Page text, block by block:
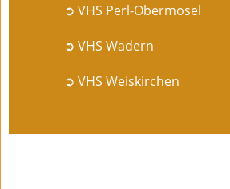
➲ VHS Perl-Obermosel
➲ VHS Wadern
➲ VHS Weiskirchen